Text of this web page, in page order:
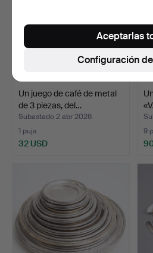
Un juego de café de metal
de 3 piezas, del…
Subastado 2 abr 2026
1 puja
32 USD
9
Configuración
Aceptarlas